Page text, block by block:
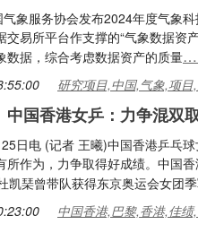
象服务协会发布2024年度气象
交易所平台作支撑的“气象数据资
数据，综合考虑数据资产的质量
研究项目,中国,气象,项目
中国香港女乒：力争混双
日电 (记者 王曦)中国香港乒乓
所作为，力争取得好成绩。中国
凯琹曾带队获得东京奥运会女团
中国香港,巴黎,香港,佳绩